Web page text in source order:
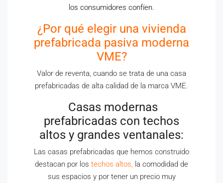
los consumidores confíen.
¿Por qué elegir una vivienda
prefabricada pasiva moderna
VME?
Valor de reventa, cuando se trata de una casa
prefabricadas de alta calidad de la marca VME.
Casas modernas
prefabricadas con techos
altos y grandes ventanales:
Las casas prefabricadas que hemos construido
destacan por los techos altos,
la comodidad de
sus espacios y por tener un precio muy